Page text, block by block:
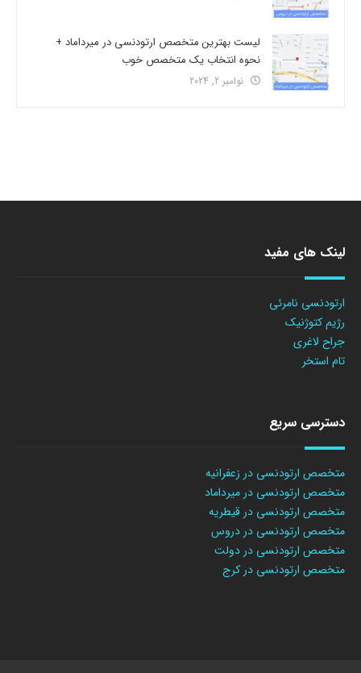
لیست بهترین متخصص ارتودنسی در میرداماد +
نحوه انتخاب یک متخصص خوب
نوامبر 2, 2024
لینک های مفید
ارتودنسی نامرئی
رژیم کتوژنیک
جراح لاغری
تام استخر
دسترسی سریع
متخصص ارتودنسی در زعفرانیه
متخصص ارتودنسی در میرداماد
متخصص ارتودنسی در قیطریه
متخصص ارتودنسی در دروس
متخصص ارتودنسی در دولت
متخصص ارتودنسی در کرج